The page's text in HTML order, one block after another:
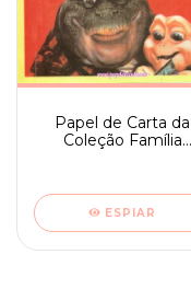
Papel de Carta da
Coleção Família
ESPIAR